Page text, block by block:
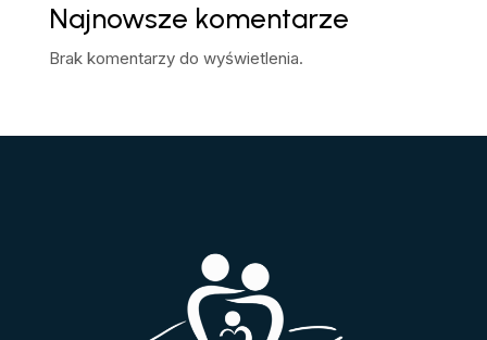
Najnowsze komentarze
Brak komentarzy do wyświetlenia.